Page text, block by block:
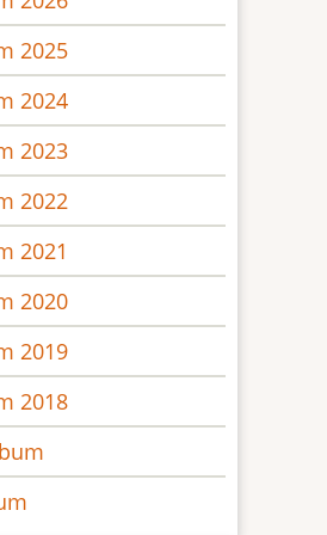
2025
2024
2023
2022
2021
2020
2019
2018